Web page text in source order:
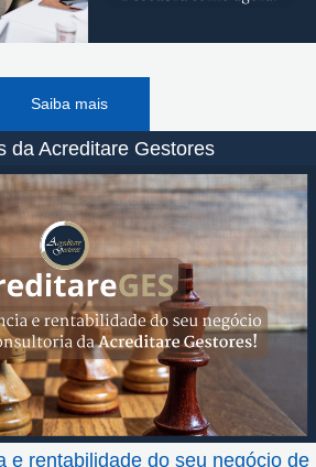
Saiba mais
da Acreditare Gestores
e rentabilidade do seu negócio de